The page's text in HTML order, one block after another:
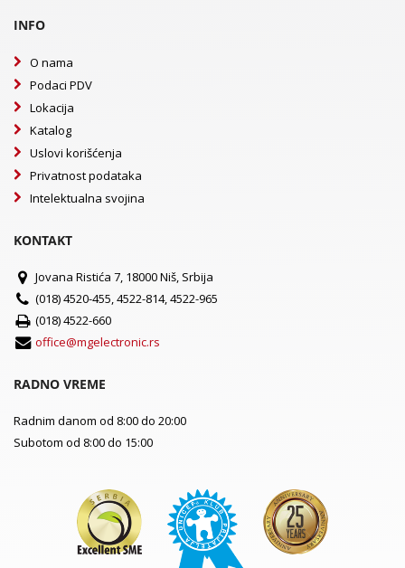
INFO
O nama
Podaci PDV
Lokacija
Katalog
Uslovi korišćenja
Privatnost podataka
Intelektualna svojina
KONTAKT
Jovana Ristića 7, 18000 Niš, Srbija
(018) 4520-455, 4522-814, 4522-965
(018) 4522-660
office@mgelectronic.rs
RADNO VREME
Radnim danom od 8:00 do 20:00
Subotom od 8:00 do 15:00